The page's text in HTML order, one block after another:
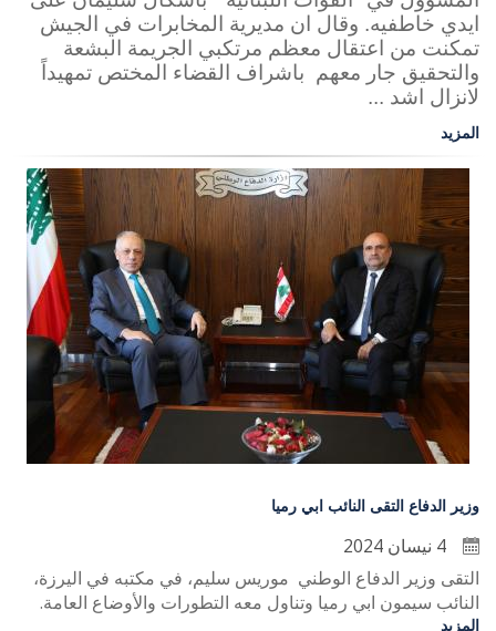
ايدي خاطفيه. وقال ان مديرية المخابرات في الجيش
تمكنت من اعتقال معظم مرتكبي الجريمة البشعة
والتحقيق جار معهم باشراف القضاء المختص تمهيداً
لانزال اشد ...
المزيد
وزير الدفاع التقى النائب ابي رميا
التقى وزير الدفاع الوطني موريس سليم، في مكتبه في اليرزة،
النائب سيمون ابي رميا وتناول معه التطورات والأوضاع العامة.
المزيد